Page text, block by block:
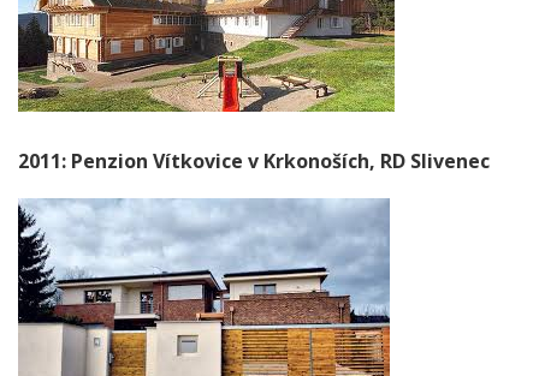
2011: Penzion Vítkovice v Krkonoších, RD Slivenec